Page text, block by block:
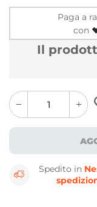
Paga a
con
Il
quantity
button
Spedito in